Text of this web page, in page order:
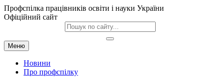
Профспілка працівників освіти і науки України
Офіційний сайт
Меню
Новини
Про профспілку